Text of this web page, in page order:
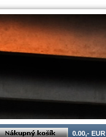
0.00,- EUR